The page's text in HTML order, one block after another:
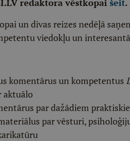
un divas reizes nedēļā
viedokļu un
komentārus un kompetentus
aktuālo
par dažādiem
par vēsturi,